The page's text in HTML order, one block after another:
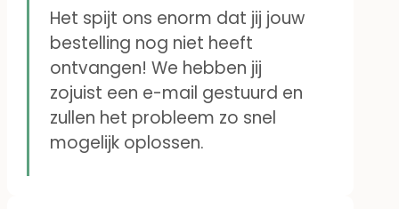
contact met jullie te krijgen
omdat het mailadres niet
klopt.
Heleen Veldhuijs
Het spijt ons enorm dat jij jouw
bestelling nog niet heeft
ontvangen! We hebben jij
zojuist een e-mail gestuurd en
zullen het probleem zo snel
mogelijk oplossen.